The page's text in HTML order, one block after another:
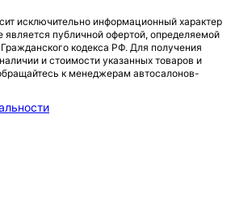
исключительно информационный характер
является публичной офертой, определяемой
кодекса РФ. Для получения
и стоимости указанных товаров и
к менеджерам автосалонов-